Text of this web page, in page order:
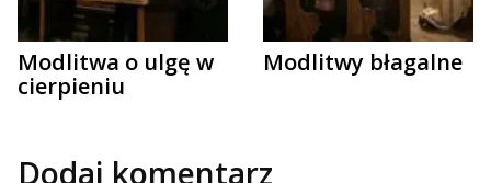
Modlitwa o ulgę w
cierpieniu
Modlitwy błagalne
Dodaj komentarz